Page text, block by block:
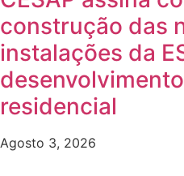
construção das
instalações da
residencial
Agosto 3, 2026